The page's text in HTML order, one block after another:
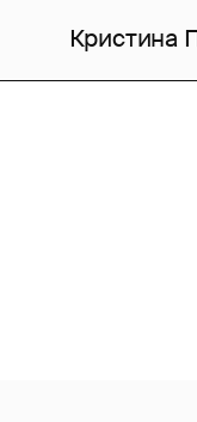
Кристина